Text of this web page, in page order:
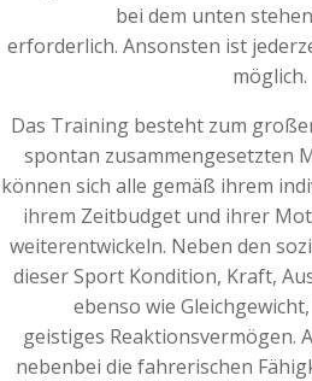
bei dem unten
erforderlich. Ansonsten ist
möglich.
Das Training besteht zum
spontan zusammengesetzten
können sich alle gemäß ihrem
ihrem Zeitbudget und ihrer
weiterentwickeln. Neben den
dieser Sport Kondition, Kraft,
ebenso wie
geistiges Reaktionsvermögen.
nebenbei die fahrerischen